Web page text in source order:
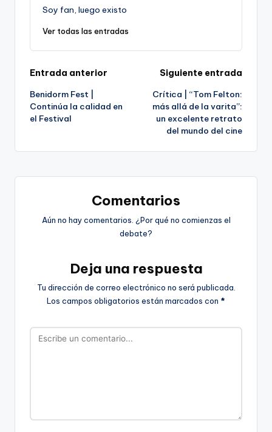
Soy fan, luego existo
Ver todas las entradas
Navegación
de
entradas
Entrada anterior
Benidorm Fest |
Continúa la calidad en
el Festival
Siguiente entrada
Crítica | “Tom Felton:
más allá de la varita”:
un excelente retrato
del mundo del cine
Comentarios
Aún no hay comentarios. ¿Por qué no comienzas el
debate?
Deja una respuesta
Tu dirección de correo electrónico no será publicada.
Los campos obligatorios están marcados con *